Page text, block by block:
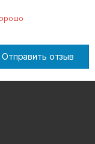
Отправить отзыв